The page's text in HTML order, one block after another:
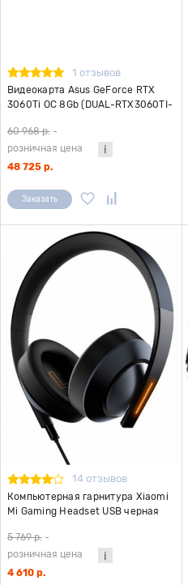
1 отзывов
Видеокарта Asus GeForce RTX
3060Ti OC 8Gb (DUAL-RTX3060TI-
60 968 р. -
розничная цена
48 725 р.
Заказать
14 отзывов
Компьютерная гарнитура Xiaomi
Mi Gaming Headset USB черная
5 769 р. -
розничная цена
4 610 р.